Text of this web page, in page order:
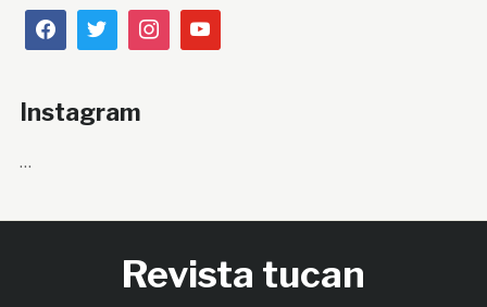
Instagram
…
Revista tucan